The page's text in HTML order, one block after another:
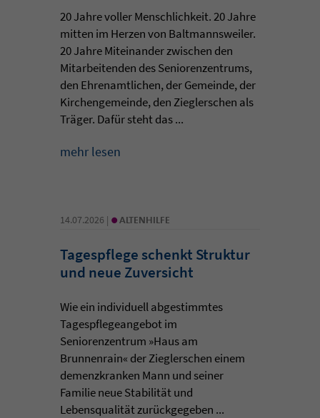
20 Jahre voller Menschlichkeit. 20 Jahre
mitten im Herzen von Baltmannsweiler.
20 Jahre Miteinander zwischen den
Mitarbeitenden des Seniorenzentrums,
den Ehrenamtlichen, der Gemeinde, der
Kirchengemeinde, den Zieglerschen als
Träger. Dafür steht das ...
mehr lesen
14.07.2026 | • ALTENHILFE
Tagespflege schenkt Struktur
und neue Zuversicht
Wie ein individuell abgestimmtes
Tagespflegeangebot im
Seniorenzentrum »Haus am
Brunnenrain« der Zieglerschen einem
demenzkranken Mann und seiner
Familie neue Stabilität und
Lebensqualität zurückgegeben ...